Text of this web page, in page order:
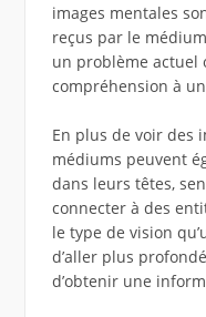
images mentales
reçus par le
un problème actuel
compréhension à
En plus de voir des
médiums peuvent
dans leurs têtes,
connecter à des
le type de vision
d’aller plus
d’obtenir une